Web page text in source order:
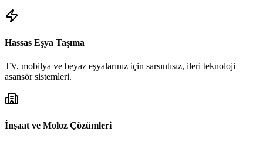
Hassas Eşya Taşıma
TV, mobilya ve beyaz eşyalarınız için sarsıntısız, ileri teknoloji
asansör sistemleri.
İnşaat ve Moloz Çözümleri